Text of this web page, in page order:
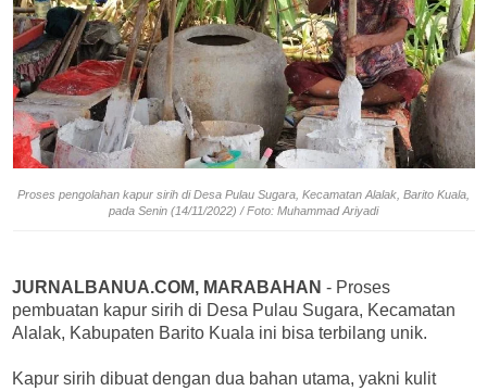
Proses pengolahan kapur sirih di Desa Pulau Sugara, Kecamatan Alalak, Barito Kuala,
pada Senin (14/11/2022) / Foto: Muhammad Ariyadi
JURNALBANUA.COM, MARABAHAN - Proses
pembuatan kapur sirih di Desa Pulau Sugara, Kecamatan
Alalak, Kabupaten Barito Kuala ini bisa terbilang unik.
Kapur sirih dibuat dengan dua bahan utama, yakni kulit